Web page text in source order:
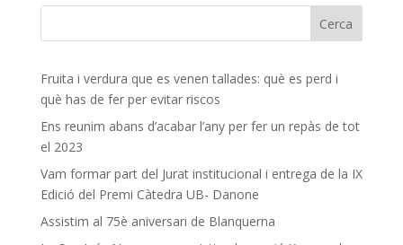
Fruita i verdura que es venen tallades: què es perd i
què has de fer per evitar riscos
Ens reunim abans d’acabar l’any per fer un repàs de tot
el 2023
Vam formar part del Jurat institucional i entrega de la IX
Edició del Premi Càtedra UB- Danone
Assistim al 75è aniversari de Blanquerna